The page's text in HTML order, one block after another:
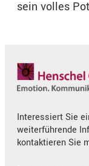
sein volles
Interessiert Sie
weiterführende
kontaktieren Sie